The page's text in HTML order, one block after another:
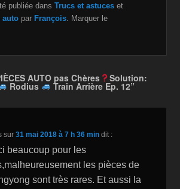
a
o
n
W
is
h
Li
st
ail p
Li
n
k
ta
er
publiée dansTrucs et astuces et
auto par François . Marquer le
AUTO pas Chères Solution:
Rodius Train Arrière Ep. 12”
sur31 mai 2018 à 7 h 36 min dit :
beaucoup pour les
les pièces de
sont très rares. Et aussi la